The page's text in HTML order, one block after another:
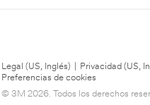
Legal (US, Inglés) Privacidad (US,
Preferencias de cookies
© 3M 2026. Todos los derechos